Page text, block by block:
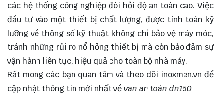
các hệ thống công nghiệp đòi hỏi độ an toàn cao. Việc
đầu tư vào một thiết bị chất lượng, được tính toán kỹ
lưỡng về thông số kỹ thuật không chỉ bảo vệ máy móc,
tránh những rủi ro nổ hỏng thiết bị mà còn bảo đảm sự
vận hành liên tục, hiệu quả cho toàn bộ nhà máy.
Rất mong các bạn quan tâm và theo dõi inoxmen.vn để
cập nhật thông tin mới nhất vềvan an toàn dn150